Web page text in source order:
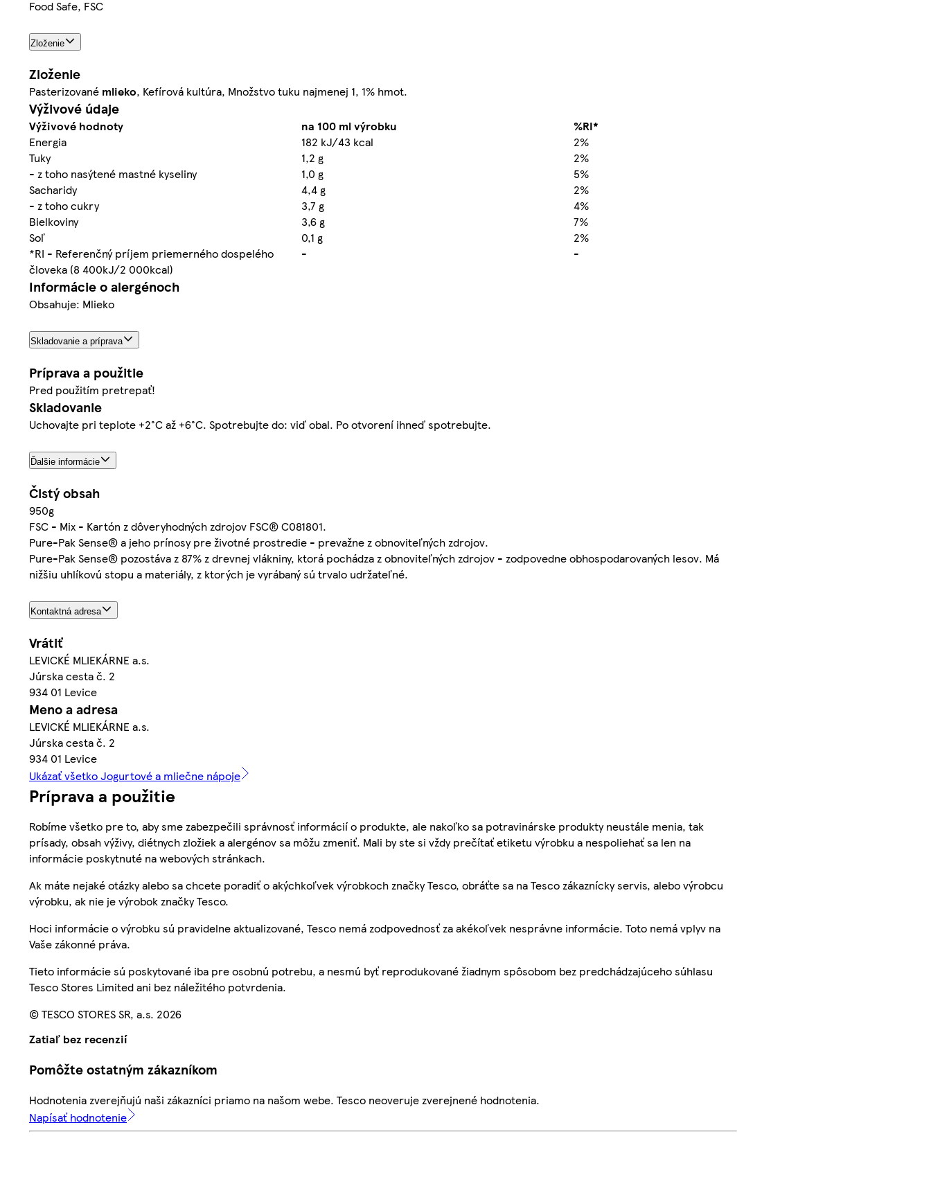
Food Safe, FSC
Zloženie
Zloženie
Pasterizované mlieko, Kefírová kultúra, Množstvo tuku najmenej 1, 1% hmot.
Výživové údaje
Výživové hodnoty na 100 ml výrobku
%RI*
Energia
182 kJ/43 kcal
2%
Tuky
1,2 g
2%
- z toho nasýtené mastné kyseliny
1,0 g
5%
Sacharidy
4,4 g
2%
- z toho cukry
3,7 g
4%
Bielkoviny
3,6 g
7%
Soľ
0,1 g
2%
*RI - Referenčný príjem priemerného dospelého
človeka (8 400kJ/2 000kcal)
- -
Informácie o alergénoch
Obsahuje: Mlieko
Skladovanie a príprava
Príprava a použitie
Pred použitím pretrepať!
Skladovanie
Uchovajte pri teplote +2°C až +6°C. Spotrebujte do: viď obal. Po otvorení ihneď spotrebujte.
Ďalšie informácie
Čistý obsah
950g
FSC - Mix - Kartón z dôveryhodných zdrojov FSC® C081801.
Pure-Pak Sense® a jeho prínosy pre životné prostredie - prevažne z obnoviteľných zdrojov.
Pure-Pak Sense® pozostáva z 87% z drevnej vlákniny, ktorá pochádza z obnoviteľných zdrojov - zodpovedne obhospodarovaných lesov. Má
nižšiu uhlíkovú stopu a materiály, z ktorých je vyrábaný sú trvalo udržateľné.
Kontaktná adresa
Vrátiť
LEVICKÉ MLIEKÁRNE a.s.
Júrska cesta č. 2
934 01 Levice
Meno a adresa
LEVICKÉ MLIEKÁRNE a.s.
Júrska cesta č. 2
934 01 Levice
Ukázať všetko Jogurtové a mliečne nápoje
Príprava a použitie
Robíme všetko pre to, aby sme zabezpečili správnosť informácií o produkte, ale nakoľko sa potravinárske produkty neustále menia, tak
prísady, obsah výživy, diétnych zložiek a alergénov sa môžu zmeniť. Mali by ste si vždy prečítať etiketu výrobku a nespoliehať sa len na
informácie poskytnuté na webových stránkach.
Ak máte nejaké otázky alebo sa chcete poradiť o akýchkoľvek výrobkoch značky Tesco, obráťte sa na Tesco zákaznícky servis, alebo výrobcu
výrobku, ak nie je výrobok značky Tesco.
Hoci informácie o výrobku sú pravidelne aktualizované, Tesco nemá zodpovednosť za akékoľvek nesprávne informácie. Toto nemá vplyv na
Vaše zákonné práva.
Tieto informácie sú poskytované iba pre osobnú potrebu, a nesmú byť reprodukované žiadnym spôsobom bez predchádzajúceho súhlasu
Tesco Stores Limited ani bez náležitého potvrdenia.
© TESCO STORES SR, a.s. 2026
Zatiaľ bez recenzií
Pomôžte ostatným zákazníkom
Hodnotenia zverejňujú naši zákazníci priamo na našom webe. Tesco neoveruje zverejnené hodnotenia.
Napísať hodnotenie